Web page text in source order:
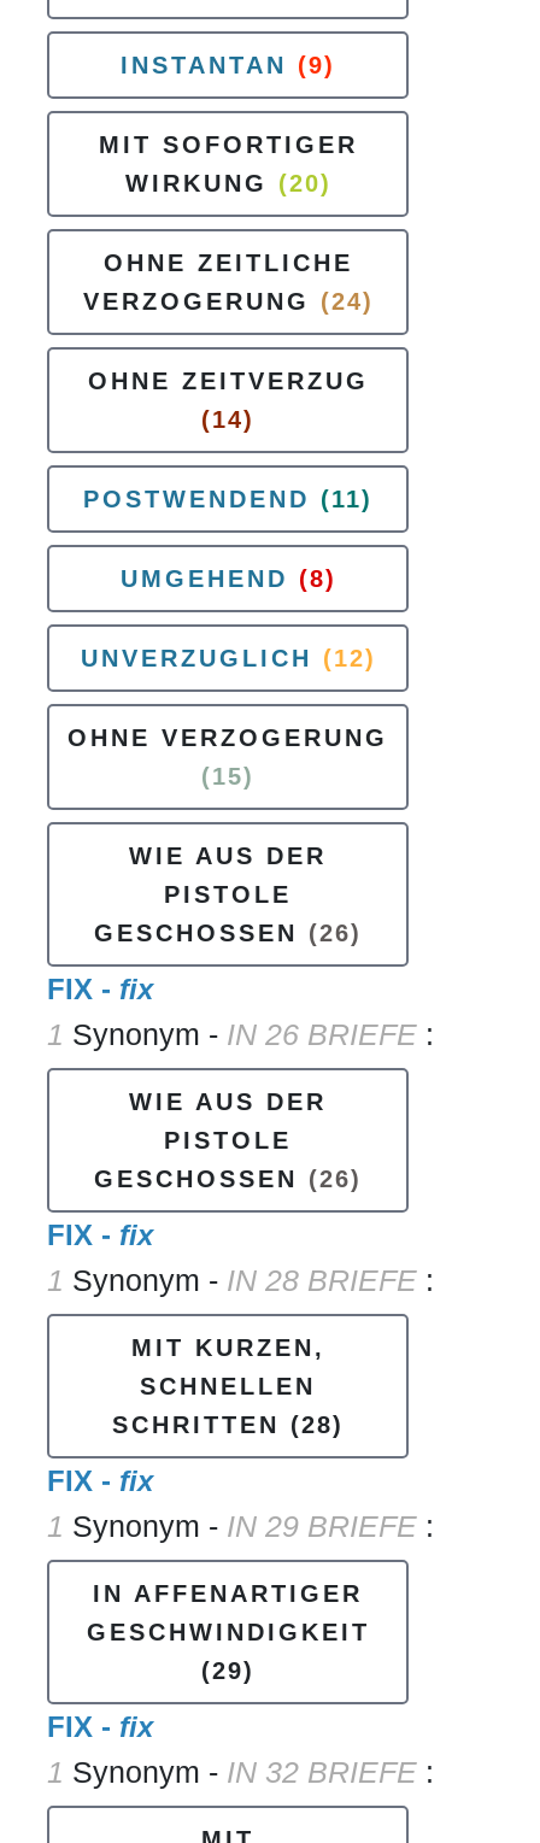
INSTANTAN (9)
MIT SOFORTIGER
WIRKUNG
(20)
OHNE ZEITLICHE
VERZOGERUNG
(24)
OHNE ZEITVERZUG
(14)
POSTWENDEND (11)
UMGEHEND (8)
UNVERZUGLICH (12)
OHNE VERZOGERUNG
(15)
WIE AUS DER
PISTOLE
GESCHOSSEN
(26)
FIX - fix
1 Synonym - IN 26 BRIEFE :
WIE AUS DER
PISTOLE
GESCHOSSEN
(26)
FIX - fix
1 Synonym - IN 28 BRIEFE :
MIT KURZEN,
SCHNELLEN
SCHRITTEN
(28)
FIX - fix
1 Synonym - IN 29 BRIEFE :
IN AFFENARTIGER
GESCHWINDIGKEIT
(29)
FIX - fix
1 Synonym - IN 32 BRIEFE :